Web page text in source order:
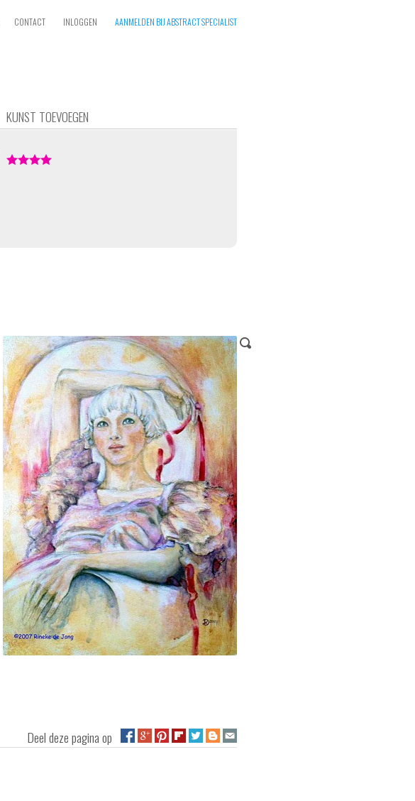
CONTACT INLOGGEN AANMELDEN BIJ ABSTRACT SPECIALIST
KUNST TOEVOEGEN
Deel deze pagina op